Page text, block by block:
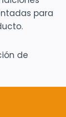
para
de